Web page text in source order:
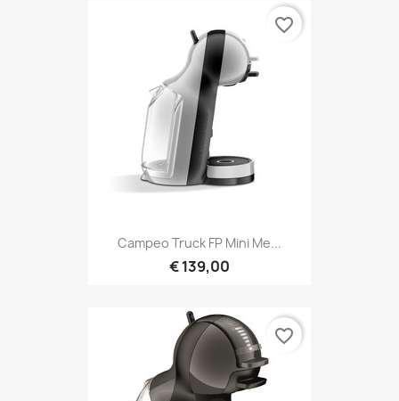
Campeo Truck FP Mini Me...
€ 139,00
favorite_border
favorite_border